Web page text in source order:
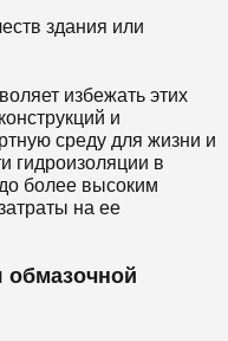
здания или
избежать этих
и
среду для жизни и
гидроизоляции в
более высоким
на ее
обмазочной